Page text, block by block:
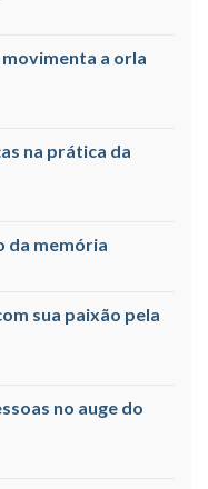
a orla
na prática da
da memória
sua paixão pela
no auge do